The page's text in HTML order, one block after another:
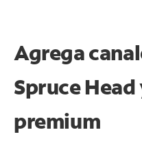
Agrega
Spruce
premium